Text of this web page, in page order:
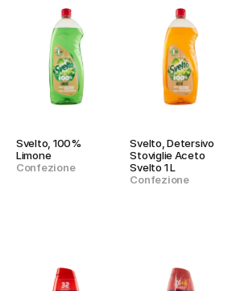
Svelto, 100%
Limone
Confezione
Svelto, Detersivo
Stoviglie Aceto
Svelto 1 L
Confezione